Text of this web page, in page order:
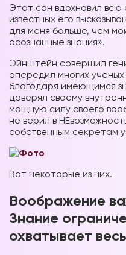
Этот сон вдохновил всю
известных его
для меня больше, чем
осознанные знания».
Эйнштейн совершил
опередил многих
благодаря имеющимся
доверял своему
мощную силу своего
не верил в
собственным секретам
Вот некоторые из них.
Воображение
Знание
охватывает